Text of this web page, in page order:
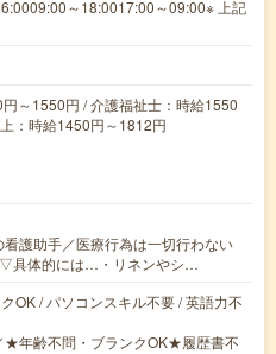
～18:0017:00～09:00※ 上記
～1550円 / 介護福祉士：時給1550
：時給1450円～1812円
護助手／医療行為は一切行わない
▽具体的には…・リネンやシ…
OK / パソコンスキル不要 / 英語力不
★年齢不問・ブランクOK★履歴書不